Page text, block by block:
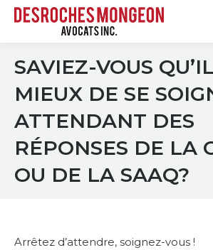
SAVIEZ-VOUS
MIEUX DE SE
ATTENDANT DES
RÉPONSES DE LA
OU DE LA SAAQ?
Arrêtez d’attendre, soignez-vous !